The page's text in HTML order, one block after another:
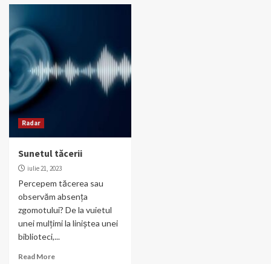
Radar
Sunetul tăcerii
iulie 21, 2023
Percepem tăcerea sau
observăm absența
zgomotului? De la vuietul
unei mulțimi la liniștea unei
biblioteci,...
Read More